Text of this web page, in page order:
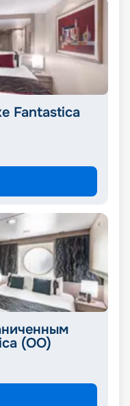
Fantastica
(OO)